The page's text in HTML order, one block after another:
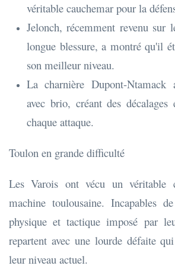
véritable cauchemar pour la
Jelonch, récemment revenu sur
longue blessure, a montré qu'il
son meilleur niveau.
La charnière Dupont-
avec brio, créant des décalages
chaque attaque.
Toulon en grande difficulté
Les Varois ont vécu un véritable
machine toulousaine. Incapables
physique et tactique imposé par
repartent avec une lourde défaite
leur niveau actuel.